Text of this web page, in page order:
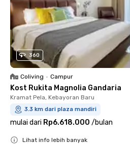
360
Coliving • Campur
Kost Rukita Magnolia Gandaria
Kramat Pela, Kebayoran Baru
3.3 km dari plaza mandiri
mulai dari Rp6.618.000 /bulan
Lihat info lebih banyak